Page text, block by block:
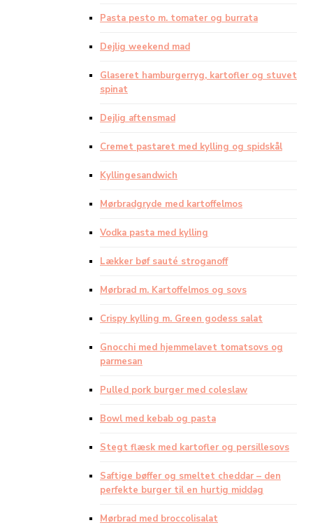
Pasta pesto m. tomater og burrata
Dejlig weekend mad
Glaseret hamburgerryg, kartofler og stuvet
spinat
Dejlig aftensmad
Cremet pastaret med kylling og spidskål
Kyllingesandwich
Mørbradgryde med kartoffelmos
Vodka pasta med kylling
Lækker bøf sauté stroganoff
Mørbrad m. Kartoffelmos og sovs
Crispy kylling m. Green godess salat
Gnocchi med hjemmelavet tomatsovs og
parmesan
Pulled pork burger med coleslaw
Bowl med kebab og pasta
Stegt flæsk med kartofler og persillesovs
Saftige bøffer og smeltet cheddar – den
perfekte burger til en hurtig middag
Mørbrad med broccolisalat